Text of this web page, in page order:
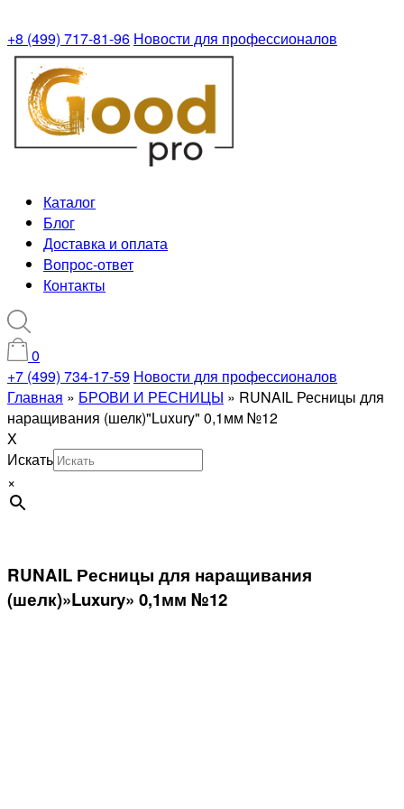
+8 (499) 717-81-96 Новости для профессионалов
Каталог
Блог
Доставка и оплата
Вопрос-ответ
Контакты
0
+7 (499) 734-17-59 Новости для профессионалов
Главная » БРОВИ И РЕСНИЦЫ » RUNAIL Ресницы для
наращивания (шелк)"Luxury" 0,1мм №12
X
Искать
×
RUNAIL Ресницы для наращивания
(шелк)»Luxury» 0,1мм №12